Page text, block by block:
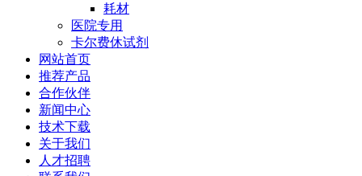
耗材
医院专用
卡尔费休试剂
网站首页
推荐产品
合作伙伴
新闻中心
技术下载
关于我们
人才招聘